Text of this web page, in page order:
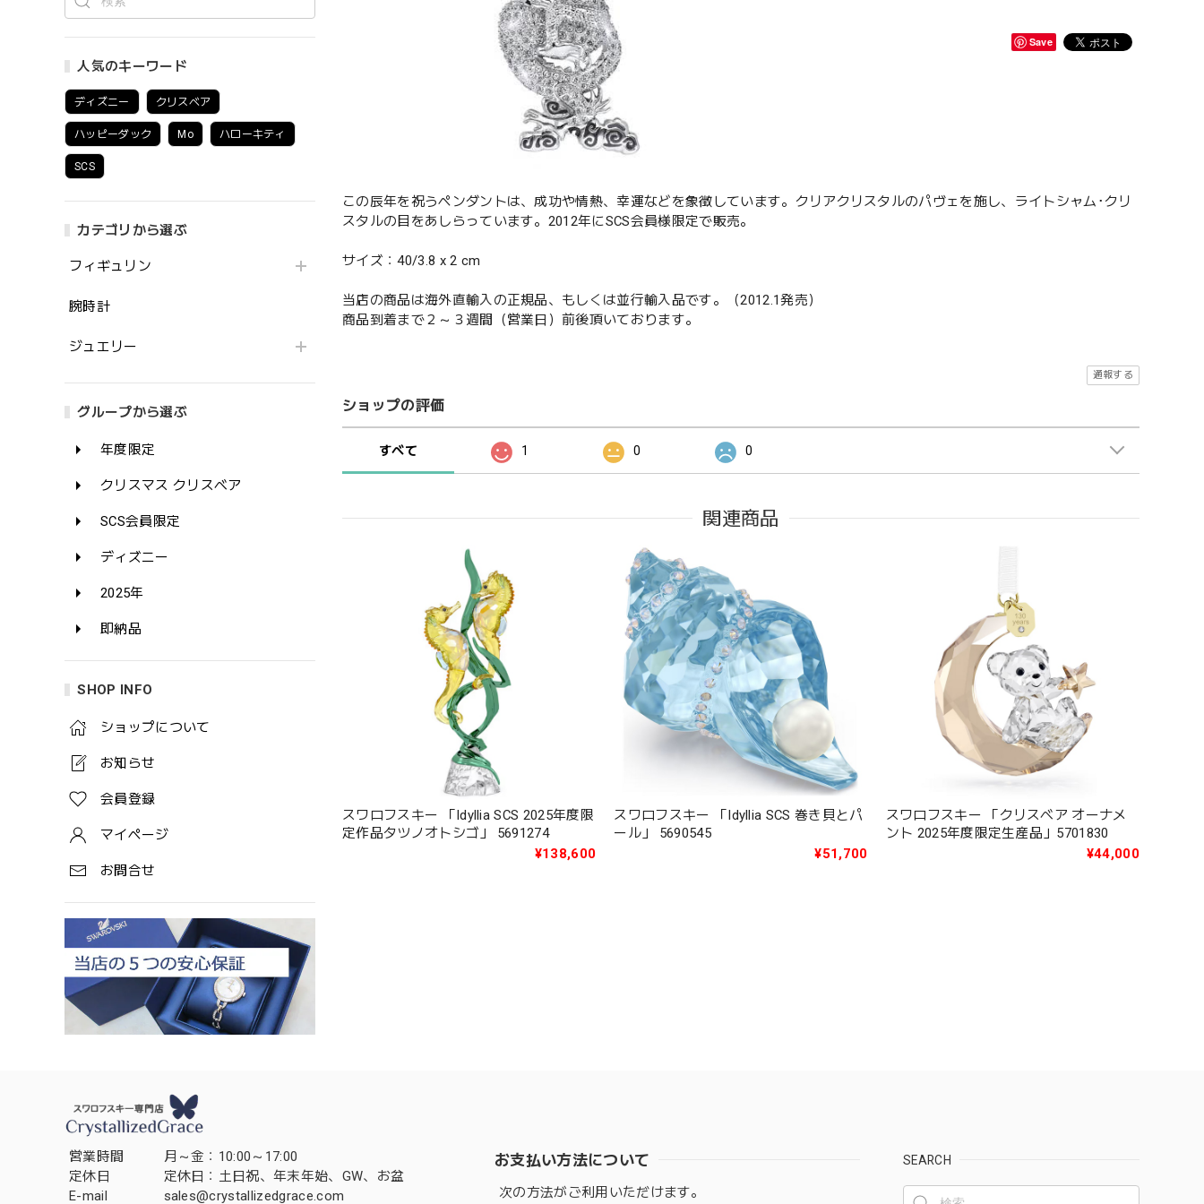
人気のキーワード
ディズニー クリスベア
ハッピーダック Mo ハローキティ
SCS
カテゴリから選ぶ
フィギュリン
腕時計
ジュエリー
グループから選ぶ
年度限定
クリスマス クリスベア
SCS会員限定
ディズニー
2025年
即納品
SHOP INFO
ショップについて
お知らせ
会員登録
マイページ
お問合せ
Save
この辰年を祝うペンダントは、成功や情熱、幸運などを象徴しています。クリアクリスタルのパヴェを施し、ライトシャム･クリ
スタルの目をあしらっています。2012年にSCS会員様限定で販売。
サイズ：40/3.8 x 2 cm
当店の商品は海外直輸入の正規品、もしくは並行輸入品です。（2012.1発売）
商品到着まで２～３週間（営業日）前後頂いております。
通報する
ショップの評価
すべて 1 0 0
関連商品
スワロフスキー 「Idyllia SCS 2025年度限
定作品タツノオトシゴ」 5691274
¥138,600
スワロフスキー 「Idyllia SCS 巻き貝とパ
ール」 5690545
¥51,700
スワロフスキー 「クリスベア オーナメ
ント 2025年度限定生産品」5701830
¥44,000
営業時間
月～金：10:00～17:00
定休日
定休日：土日祝、年末年始、GW、お盆
E-mail
sales@crystallizedgrace.com
お支払い方法について
次の方法がご利用いただけます。
SEARCH